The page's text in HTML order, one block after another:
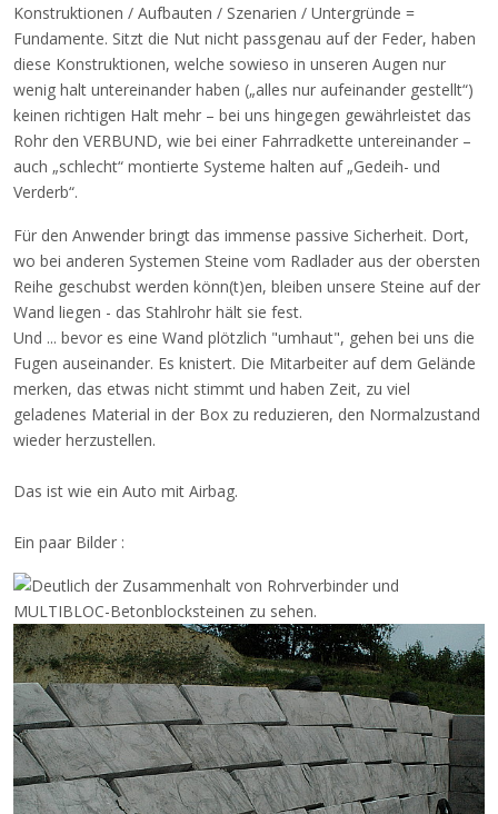
Konstruktionen / Aufbauten / Szenarien / Untergründe =
Fundamente. Sitzt die Nut nicht passgenau auf der Feder, haben
diese Konstruktionen, welche sowieso in unseren Augen nur
wenig halt untereinander haben („alles nur aufeinander gestellt“)
keinen richtigen Halt mehr – bei uns hingegen gewährleistet das
Rohr den VERBUND, wie bei einer Fahrradkette untereinander –
auch „schlecht“ montierte Systeme halten auf „Gedeih- und
Verderb“.
Für den Anwender bringt das immense passive Sicherheit. Dort,
wo bei anderen Systemen Steine vom Radlader aus der obersten
Reihe geschubst werden könn(t)en, bleiben unsere Steine auf der
Wand liegen - das Stahlrohr hält sie fest.
Und ... bevor es eine Wand plötzlich "umhaut", gehen bei uns die
Fugen auseinander. Es knistert. Die Mitarbeiter auf dem Gelände
merken, das etwas nicht stimmt und haben Zeit, zu viel
geladenes Material in der Box zu reduzieren, den Normalzustand
wieder herzustellen.
Das ist wie ein Auto mit Airbag.
Ein paar Bilder :